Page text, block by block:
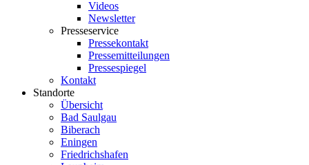
Videos
Newsletter
Presseservice
Pressekontakt
Pressemitteilungen
Pressespiegel
Kontakt
Standorte
Übersicht
Bad Saulgau
Biberach
Eningen
Friedrichshafen